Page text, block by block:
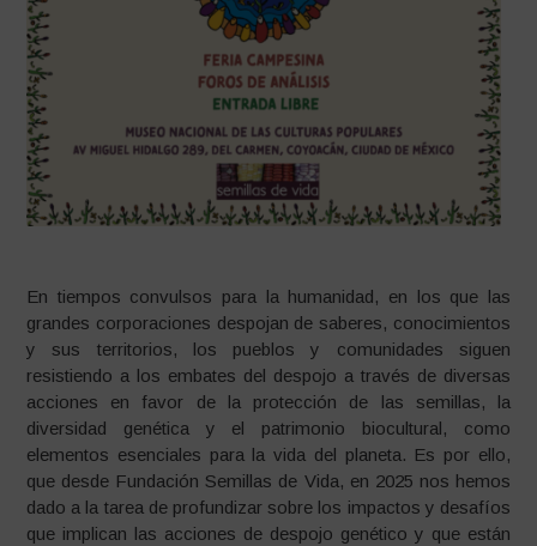
En tiempos convulsos para la humanidad, en los que las
grandes corporaciones despojan de saberes, conocimientos
y sus territorios, los pueblos y comunidades siguen
resistiendo a los embates del despojo a través de diversas
acciones en favor de la protección de las semillas, la
diversidad genética y el patrimonio biocultural, como
elementos esenciales para la vida del planeta. Es por ello,
que desde Fundación Semillas de Vida, en 2025 nos hemos
dado a la tarea de profundizar sobre los impactos y desafíos
que implican las acciones de despojo genético y que están